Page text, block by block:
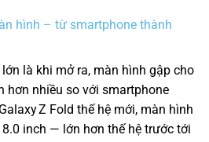
hình – từ smartphone thành
là khi mở ra, màn hình gập cho
hơn nhiều so với smartphone
Z Fold thế hệ mới, màn hình
inch — lớn hơn thế hệ trước tới